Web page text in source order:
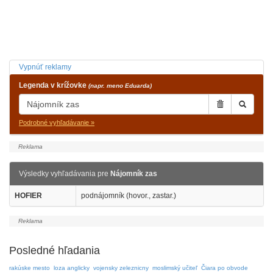
Vypnúť reklamy
Legenda v krížovke (napr. meno Eduarda)
Podrobné vyhľadávanie »
Výsledky vyhľadávania pre Nájomník zas
HOFIER podnájomník (hovor., zastar.)
Posledné hľadania
rakúske mesto loza anglicky vojensky zeleznicny moslimský učiteľ Čiara po obvode